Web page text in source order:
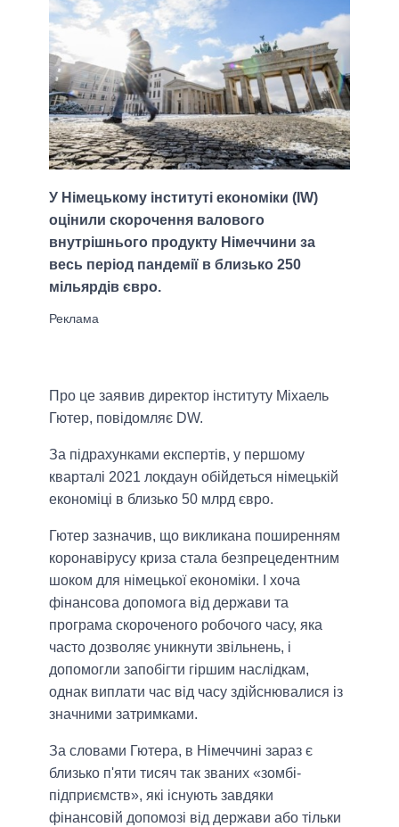
У Німецькому інституті економіки (IW)
оцінили скорочення валового
внутрішнього продукту Німеччини за
весь період пандемії в близько 250
мільярдів євро.
Про це заявив директор інституту Міхаель
Гютер, повідомляє DW.
За підрахунками експертів, у першому
кварталі 2021 локдаун обійдеться німецькій
економіці в близько 50 млрд євро.
Гютер зазначив, що викликана поширенням
коронавірусу криза стала безпрецедентним
шоком для німецької економіки. І хоча
фінансова допомога від держави та
програма скороченого робочого часу, яка
часто дозволяє уникнути звільнень, і
допомогли запобігти гіршим наслідкам,
однак виплати час від часу здійснювалися із
значними затримками.
За словами Гютера, в Німеччині зараз є
близько п'яти тисяч так званих «зомбі-
підприємств», які існують завдяки
фінансовій допомозі від держави або тільки